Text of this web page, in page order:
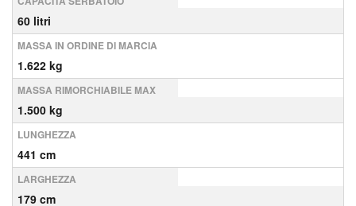
60 litri
MASSA IN ORDINE DI MARCIA
1.622 kg
MASSA RIMORCHIABILE MAX
1.500 kg
LUNGHEZZA
441 cm
LARGHEZZA
179 cm